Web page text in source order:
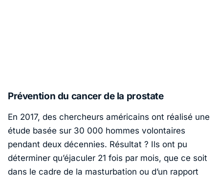
Prévention du cancer de la prostate
En 2017, des chercheurs américains ont réalisé une
étude basée sur 30 000 hommes volontaires
pendant deux décennies. Résultat ? Ils ont pu
déterminer qu’éjaculer 21 fois par mois, que ce soit
dans le cadre de la masturbation ou d’un rapport